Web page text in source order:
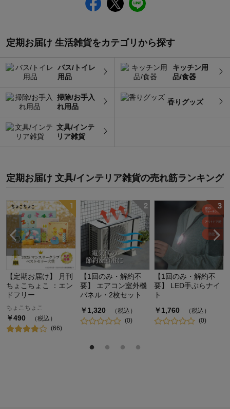
定期お届け 生活雑貨をカテゴリから探す
バス/トイレ
用品
キッチン用
品/食器
掃除/お手入
れ用品
香りグッズ
文具/インテ
リア雑貨
定期お届け 文具/インテリア雑貨の売れ筋ランキング
【定期お届け】 月刊
ちょこちょこ ：エン
ドフリー
ちょこちょこ
￥490
（税込）
(66)
【1回のみ・解約不
要】 エアコン室外機
パネル・2枚セット
￥1,320
（税込）
(0)
【1回のみ・解約不
要】 LED手ぶらナイ
ト
￥1,760
（税込）
(0)